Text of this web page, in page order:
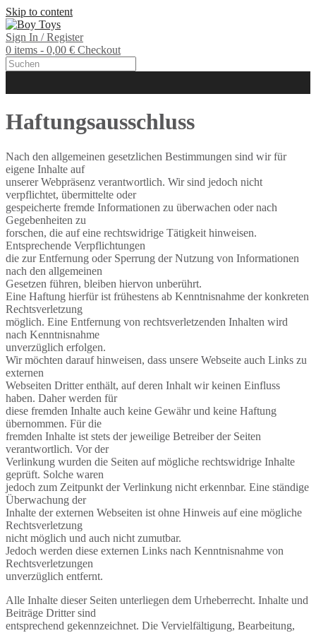
Skip to content
Sign In / Register
0 items - 0,00 € Checkout
Haftungsausschluss
Nach den allgemeinen gesetzlichen Bestimmungen sind wir für
eigene Inhalte auf
unserer Webpräsenz verantwortlich. Wir sind jedoch nicht
verpflichtet, übermittelte oder
gespeicherte fremde Informationen zu überwachen oder nach
Gegebenheiten zu
forschen, die auf eine rechtswidrige Tätigkeit hinweisen.
Entsprechende Verpflichtungen
die zur Entfernung oder Sperrung der Nutzung von Informationen
nach den allgemeinen
Gesetzen führen, bleiben hiervon unberührt.
Eine Haftung hierfür ist frühestens ab Kenntnisnahme der konkreten
Rechtsverletzung
möglich. Eine Entfernung von rechtsverletzenden Inhalten wird
nach Kenntnisnahme
unverzüglich erfolgen.
Wir möchten darauf hinweisen, dass unsere Webseite auch Links zu
externen
Webseiten Dritter enthält, auf deren Inhalt wir keinen Einfluss
haben. Daher werden für
diese fremden Inhalte auch keine Gewähr und keine Haftung
übernommen. Für die
fremden Inhalte ist stets der jeweilige Betreiber der Seiten
verantwortlich. Vor der
Verlinkung wurden die Seiten auf mögliche rechtswidrige Inhalte
geprüft. Solche waren
jedoch zum Zeitpunkt der Verlinkung nicht erkennbar. Eine ständige
Überwachung der
Inhalte der externen Webseiten ist ohne Hinweis auf eine mögliche
Rechtsverletzung
nicht möglich und auch nicht zumutbar.
Jedoch werden diese externen Links nach Kenntnisnahme von
Rechtsverletzungen
unverzüglich entfernt.
Alle Inhalte dieser Seiten unterliegen dem Urheberrecht. Inhalte und
Beiträge Dritter sind
entsprechend gekennzeichnet. Die Vervielfältigung, Bearbeitung,